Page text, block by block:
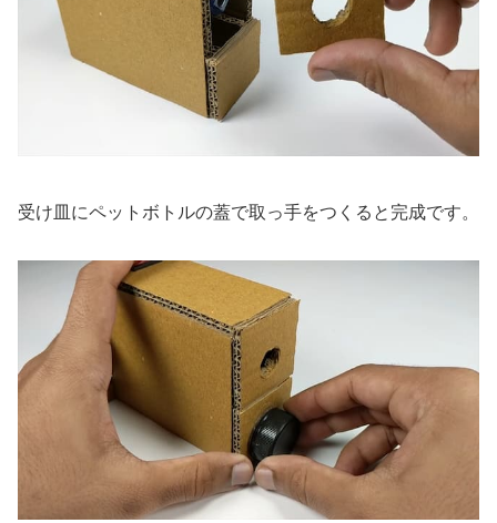
受け皿にペットボトルの蓋で取っ手をつくると完成です。